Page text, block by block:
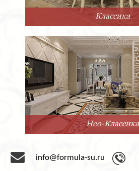
Прованс
Минимализм
info@formula-su.ru